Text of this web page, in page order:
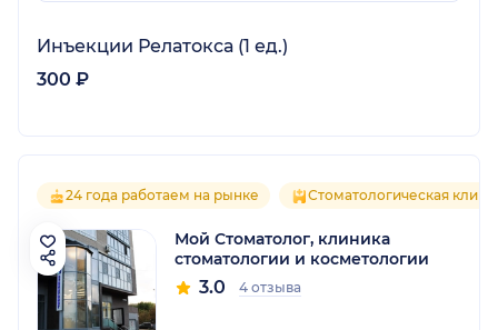
Инъекции Релатокса (1 ед.)
300 ₽
24 года работаем на рынке Стоматологическая
Мой Стоматолог, клиника
стоматологии и косметологии
3.0 4 отзыва